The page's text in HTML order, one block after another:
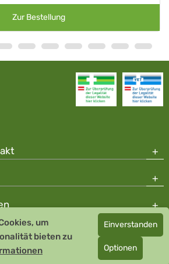
Santé Salvator Apotheke - GDP zertifiziert
GmbH GMP zertifizierter Arzneihersteller
um
bieten zu
Einverstanden
Optionen